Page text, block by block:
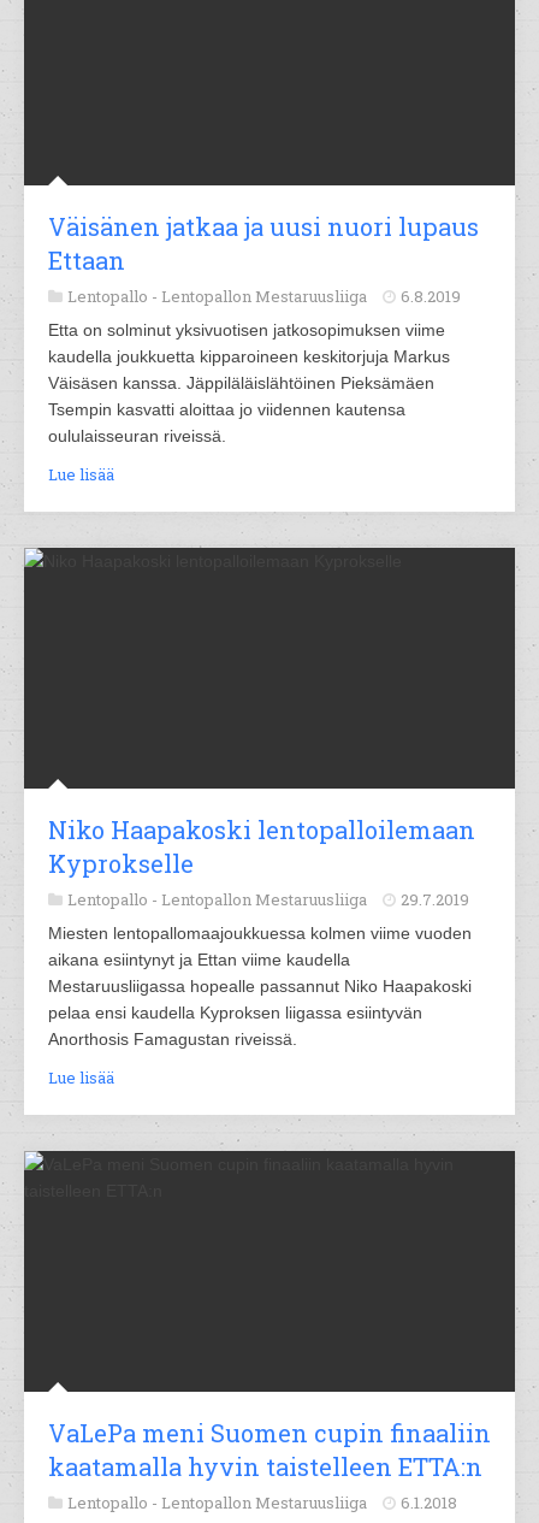
Väisänen jatkaa ja uusi nuori lupaus
Ettaan
Lentopallo - Lentopallon Mestaruusliiga 6.8.2019
Etta on solminut yksivuotisen jatkosopimuksen viime
kaudella joukkuetta kipparoineen keskitorjuja Markus
Väisäsen kanssa. Jäppiläläislähtöinen Pieksämäen
Tsempin kasvatti aloittaa jo viidennen kautensa
oululaisseuran riveissä.
Lue lisää
Niko Haapakoski lentopalloilemaan
Kyprokselle
Lentopallo - Lentopallon Mestaruusliiga 29.7.2019
Miesten lentopallomaajoukkuessa kolmen viime vuoden
aikana esiintynyt ja Ettan viime kaudella
Mestaruusliigassa hopealle passannut Niko Haapakoski
pelaa ensi kaudella Kyproksen liigassa esiintyvän
Anorthosis Famagustan riveissä.
Lue lisää
VaLePa meni Suomen cupin finaaliin
kaatamalla hyvin taistelleen ETTA:n
Lentopallo - Lentopallon Mestaruusliiga 6.1.2018